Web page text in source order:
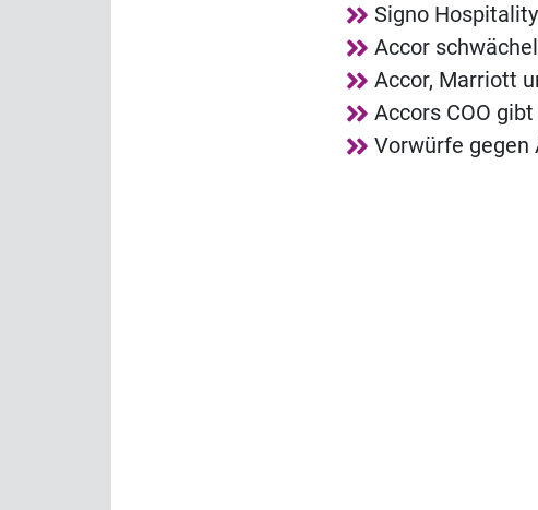
Signo
Accor
Accor, Marriott
Accors COO
Vorwürfe gegen